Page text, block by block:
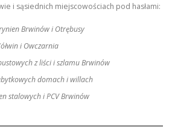
i sąsiednich miejscowościach pod hasłami:
Brwinów i Otrębusy
i Owczarnia
z liści i szlamu Brwinów
domach i willach
stalowych i PCV Brwinów